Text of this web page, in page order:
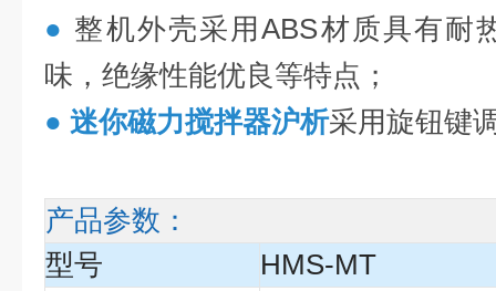
● 整机外壳采用ABS材质具有耐
味，绝缘性能优良等特点；
● 迷你磁力搅拌器沪析采用旋钮键
产品参数：
型号
HMS-MT